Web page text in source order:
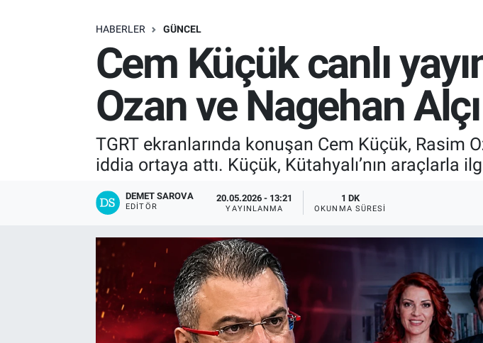
HABERLER GÜNCEL
Cem Küçük canlı
Ozan ve Nagehan
TGRT ekranlarında konuşan Cem Küçük, Rasim
iddia ortaya attı. Küçük, Kütahyalı’nın araçlarla
DEMET SAROVA
EDITÖR
20.05.2026 - 13:21
YAYINLANMA
1 DK
OKUNMA SÜRESI
ÖZEL HABER
ASTROLOJİ
RESMİ İLANLAR